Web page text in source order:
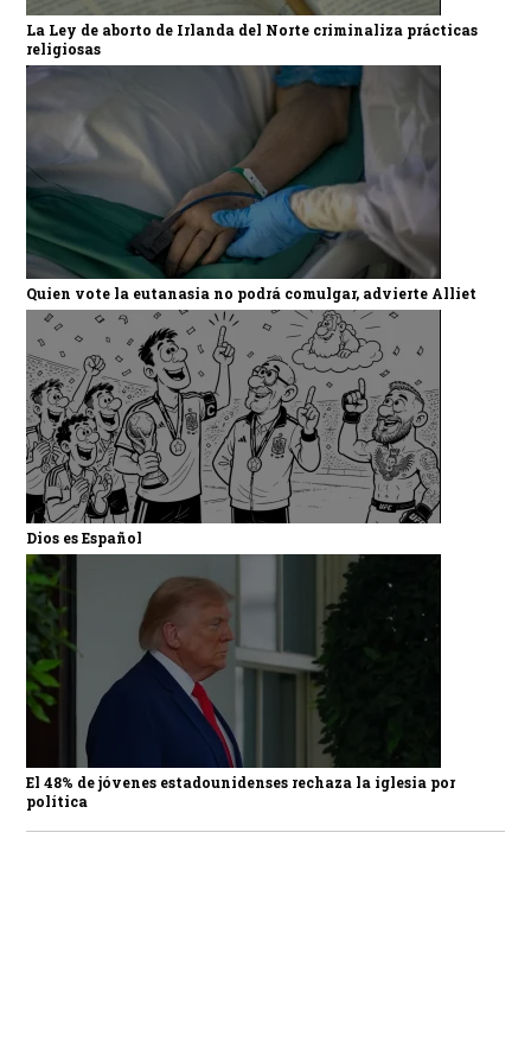
La Ley de aborto de Irlanda del Norte criminaliza prácticas
religiosas
Quien vote la eutanasia no podrá comulgar, advierte Alliet
Dios es Español
El 48% de jóvenes estadounidenses rechaza la iglesia por
política